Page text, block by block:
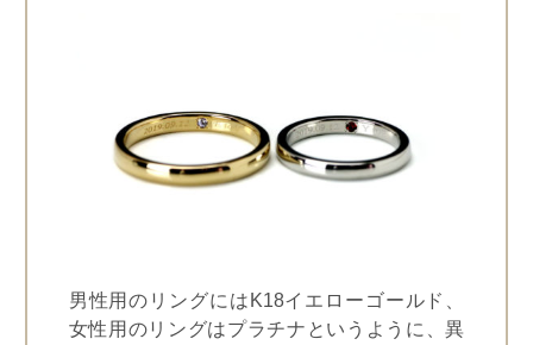
男性用のリングにはK18イエローゴールド、
女性用のリングはプラチナというように、異